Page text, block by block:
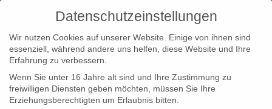
Datenschutzeinstellungen
Wir nutzen Cookies auf unserer Website. Einige von ihnen sind
essenziell, während andere uns helfen, diese Website und Ihre
Erfahrung zu verbessern.
Wenn Sie unter 16 Jahre alt sind und Ihre Zustimmung zu
freiwilligen Diensten geben möchten, müssen Sie Ihre
Erziehungsberechtigten um Erlaubnis bitten.